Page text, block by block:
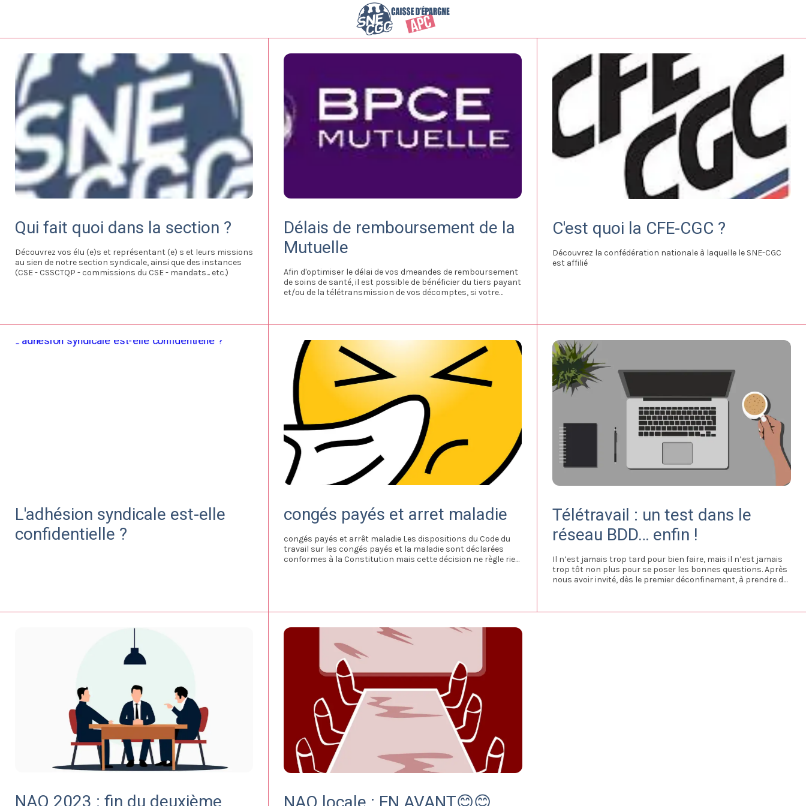
Qui fait quoi dans la section ?
Découvrez vos élu (e)s et représentant (e) s et leurs missions
au sien de notre section syndicale, ainsi que des instances
(CSE - CSSCTQP - commissions du CSE - mandats... etc.)
Délais de remboursement de la
Mutuelle
Afin d'optimiser le délai de vos dmeandes de remboursement
de soins de santé, il est possible de bénéficier du tiers payant
et/ou de la télétransmission de vos décomptes, si votre
aux adhérents de BPCE mutuelle.
C'est quoi la CFE-CGC ?
Découvrez la confédération nationale à laquelle le SNE-CGC
est affilié
L'adhésion syndicale est-elle
confidentielle ?
congés payés et arret maladie
congés payés et arrêt maladie Les dispositions du Code du
travail sur les congés payés et la maladie sont déclarées
conformes à la Constitution mais cette décision ne règle rien
Télétravail : un test dans le
réseau BDD… enfin !
Il n’est jamais trop tard pour bien faire, mais il n’est jamais
trop tôt non plus pour se poser les bonnes questions. Après
nous avoir invité, dès le premier déconfinement, à prendre du
l’employeur nous a dit avec un air sérieux et pénétré, qu’il
NAO 2023 : fin du deuxième NAO locale : EN AVANT😊😊…